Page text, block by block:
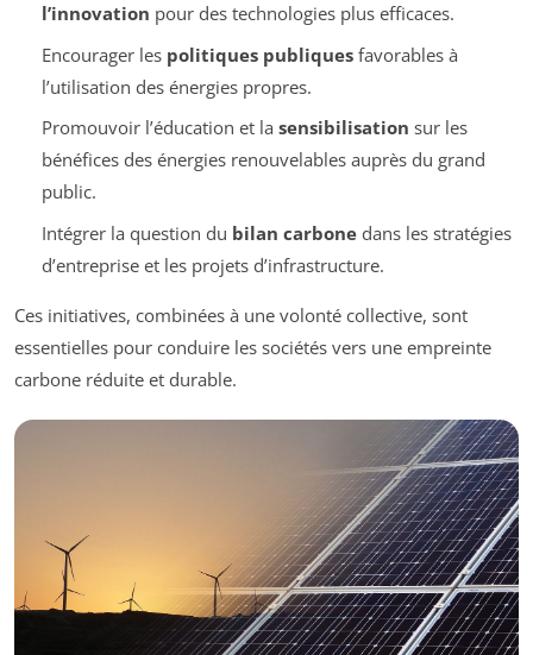
l’innovation pour des technologies plus efficaces.
Encourager les politiques publiquesfavorables à
l’utilisation des énergies propres.
Promouvoir l’éducation et la sensibilisation sur les
bénéfices des énergies renouvelables auprès du grand
public.
Intégrer la question du bilan carbonedans les stratégies
d’entreprise et les projets d’infrastructure.
Ces initiatives, combinées à une volonté collective, sont
essentielles pour conduire les sociétés vers une empreinte
carbone réduite et durable.